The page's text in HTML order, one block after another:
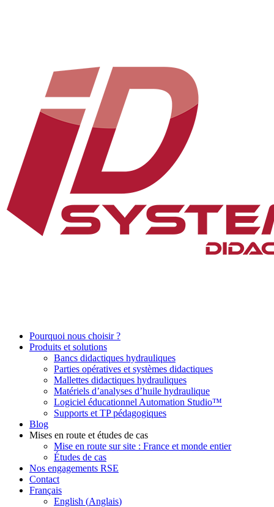
Pourquoi nous choisir ?
Produits et solutions
Bancs didactiques hydrauliques
Parties opératives et systèmes didactiques
Mallettes didactiques hydrauliques
Matériels d’analyses d’huile hydraulique
Logiciel éducationnel Automation Studio™
Supports et TP pédagogiques
Blog
Mises en route et études de cas
Mise en route sur site : France et monde entier
Études de cas
Nos engagements RSE
Contact
Français
English (Anglais)